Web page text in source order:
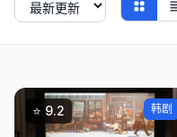
立
即
⭐ 9.2 韩剧